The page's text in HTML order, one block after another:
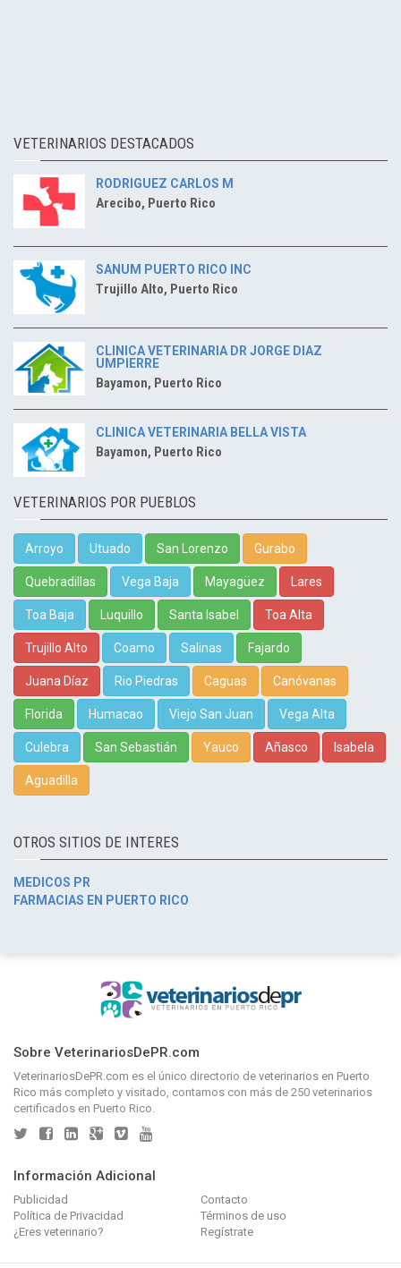
VETERINARIOS DESTACADOS
RODRIGUEZ CARLOS M
Arecibo, Puerto Rico
SANUM PUERTO RICO INC
Trujillo Alto, Puerto Rico
CLINICA VETERINARIA DR JORGE DIAZ
UMPIERRE
Bayamon, Puerto Rico
CLINICA VETERINARIA BELLA VISTA
Bayamon, Puerto Rico
VETERINARIOS POR PUEBLOS
Arroyo Utuado San Lorenzo Gurabo
Quebradillas Vega Baja Mayagüez Lares
Toa Baja Luquillo Santa Isabel Toa Alta
Trujillo Alto Coamo Salinas Fajardo
Juana Díaz Rio Piedras Caguas Canóvanas
Florida Humacao Viejo San Juan Vega Alta
Culebra San Sebastián Yauco Añasco Isabela
Aguadilla
OTROS SITIOS DE INTERES
MEDICOS PR
FARMACIAS EN PUERTO RICO
Sobre VeterinariosDePR.com
VeterinariosDePR.com es el único directorio de veterinarios en Puerto
Rico más completo y visitado, contamos con más de 250 veterinarios
certificados en Puerto Rico.
Información Adicional
Publicidad
Contacto
Política de Privacidad
Términos de uso
¿Eres veterinario?
Regístrate